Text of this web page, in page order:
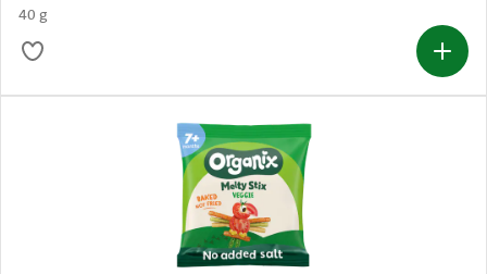
40 g